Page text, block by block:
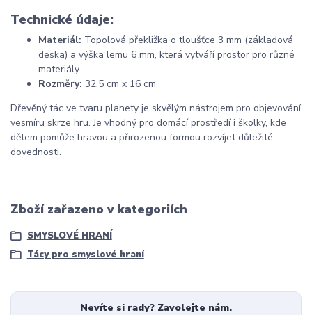
Technické údaje:
Materiál: Topolová překližka o tloušťce 3 mm (základová
deska) a výška lemu 6 mm, která vytváří prostor pro různé
materiály.
Rozměry: 32,5 cm x 16 cm
Dřevěný tác ve tvaru planety je skvělým nástrojem pro objevování
vesmíru skrze hru. Je vhodný pro domácí prostředí i školky, kde
dětem pomůže hravou a přirozenou formou rozvíjet důležité
dovednosti.
Zboží zařazeno v kategoriích
SMYSLOVÉ HRANÍ
Tácy pro smyslové hraní
Nevíte si rady? Zavolejte nám.